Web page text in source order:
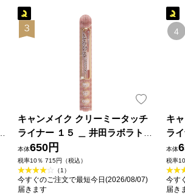
キャンメイク クリーミータッチ
ライナー １５ ＿ 井田ラボラトリ
ーズ
本体650円
税率10％ 715円（税込）
（1）
今すぐのご注文で最短今日(2026/08/07)
届きます
キ
ラ
ズ
本体
税率
今す
届き